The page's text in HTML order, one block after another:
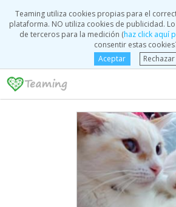
Teaming utiliza cookies propias para el
plataforma. NO utiliza cookies de publicidad.
de terceros para la medición (haz click aquí
consentir estas
Aceptar
Rechazar